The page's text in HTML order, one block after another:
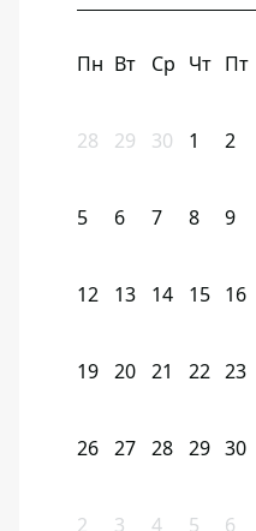
Пн Вт Ср Чт Пт
28 29 30 1 2
5 6 7 8 9
12 13 14 15 16
19 20 21 22 23
26 27 28 29 30
2 3 4 5 6